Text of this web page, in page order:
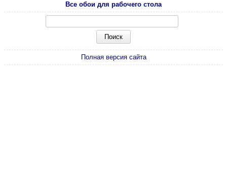
Все обои для рабочего стола
Полная версия сайта